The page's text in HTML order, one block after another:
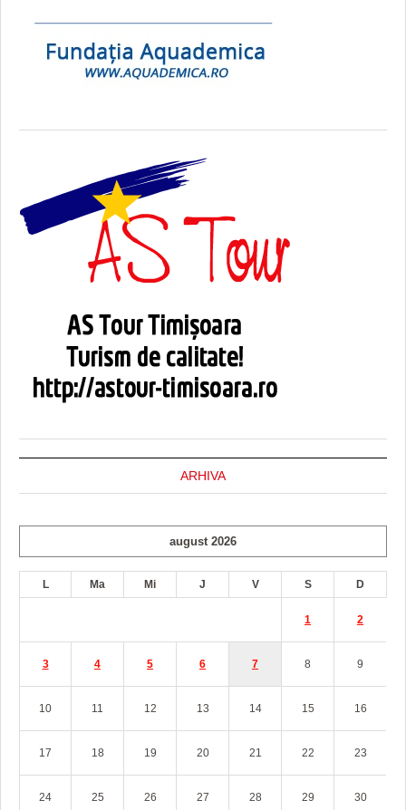
ARHIVA
august 2026
L Ma Mi J V S D
1 2
3 4 5 6 7 8 9
10 11 12 13 14 15 16
17 18 19 20 21 22 23
24 25 26 27 28 29 30